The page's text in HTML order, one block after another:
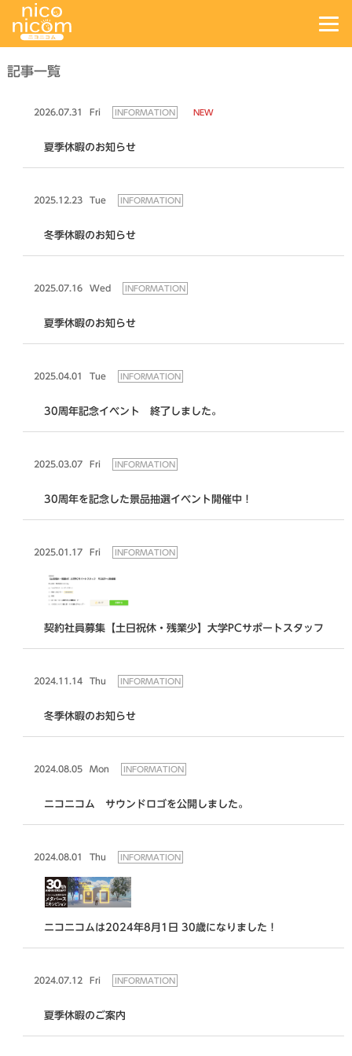
記事一覧
2026.07.31 Fri INFORMATION NEW
夏季休暇のお知らせ
2025.12.23 Tue INFORMATION
冬季休暇のお知らせ
2025.07.16 Wed INFORMATION
夏季休暇のお知らせ
2025.04.01 Tue INFORMATION
30周年記念イベント 終了しました。
2025.03.07 Fri INFORMATION
30周年を記念した景品抽選イベント開催中！
2025.01.17 Fri INFORMATION
契約社員募集【土日祝休・残業少】大学PCサポートスタッフ
2024.11.14 Thu INFORMATION
冬季休暇のお知らせ
2024.08.05 Mon INFORMATION
ニコニコム サウンドロゴを公開しました。
2024.08.01 Thu INFORMATION
ニコニコムは2024年8月1日 30歳になりました！
2024.07.12 Fri INFORMATION
夏季休暇のご案内